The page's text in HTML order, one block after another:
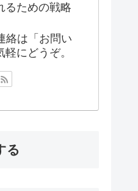
るための戦略
絡は「お問い
にどうぞ。
る